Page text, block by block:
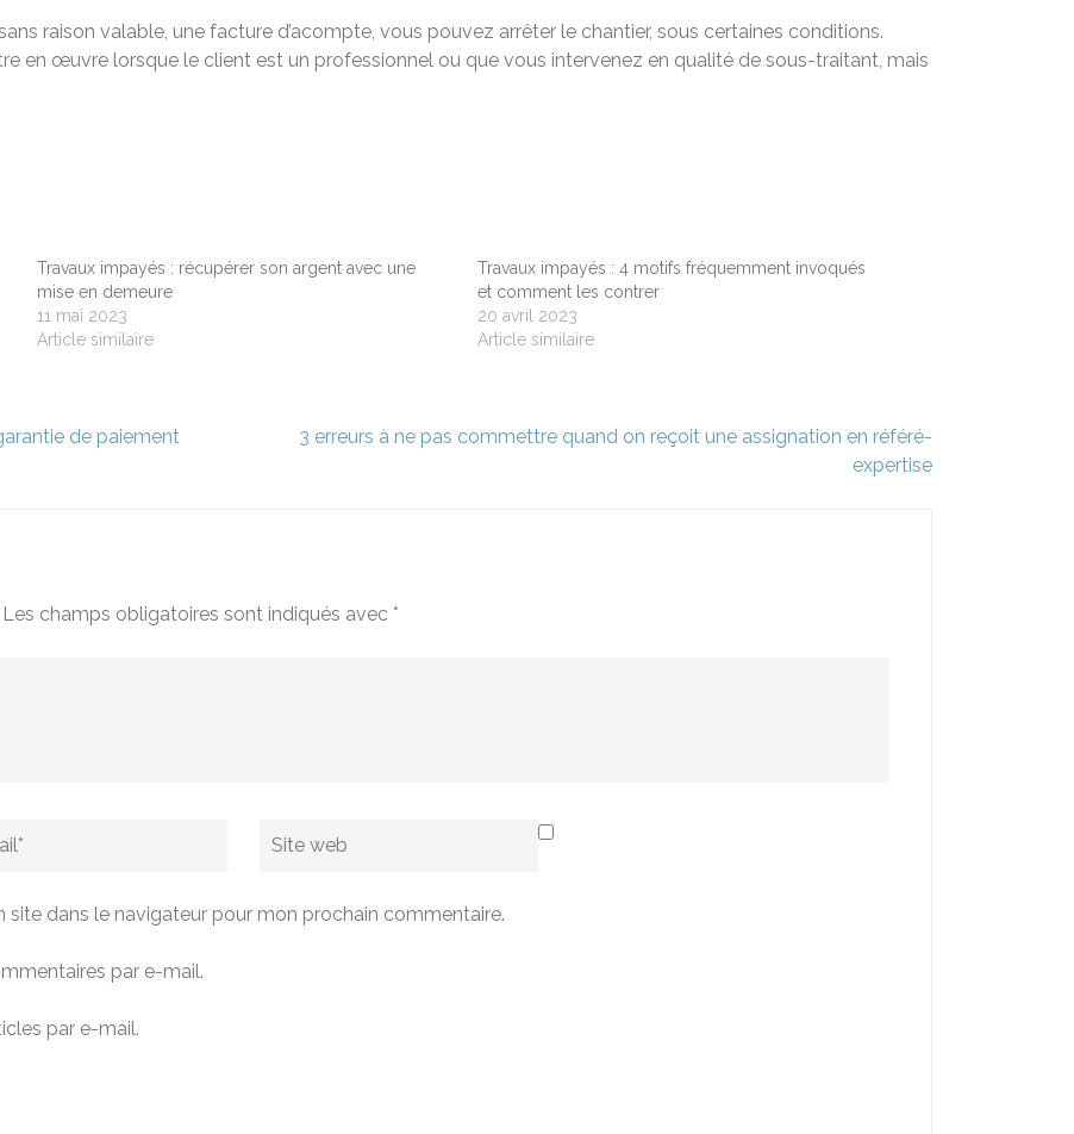
raison valable, une facture d’acompte, vous pouvez arrêter le chantier, sous certaines conditions.
en œuvre lorsque le client est un professionnel ou que vous intervenez en qualité de sous-traitant, mais
Travaux impayés : récupérer son argent avec une
mise en demeure
11 mai 2023
Article similaire
Travaux impayés : 4 motifs fréquemment invoqués
et comment les contrer
20 avril 2023
Article similaire
de paiement
3 erreurs à ne pas commettre quand on reçoit une assignation en référé-
expertise
Les champs obligatoires sont indiqués avec *
Site
dans le navigateur pour mon prochain commentaire.
par e-mail.
par e-mail.